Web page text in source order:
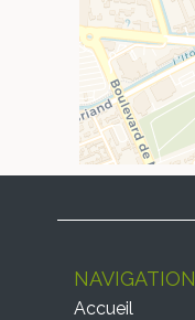
NAVIGATION
Accueil